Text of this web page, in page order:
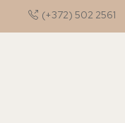
(+372) 502 2561